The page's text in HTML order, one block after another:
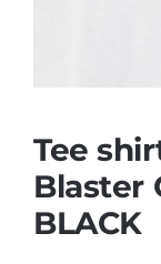
Tee
Blaster
BLACK